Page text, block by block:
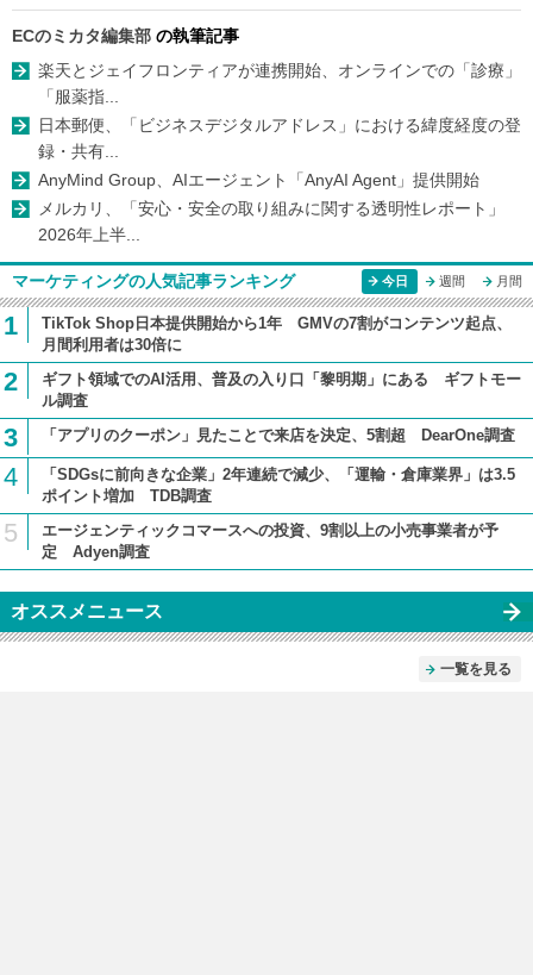
ECのミカタ編集部 の執筆記事
楽天とジェイフロンティアが連携開始、オンラインでの「診療」
「服薬指...
日本郵便、「ビジネスデジタルアドレス」における緯度経度の登
録・共有...
AnyMind Group、AIエージェント「AnyAI Agent」提供開始
メルカリ、「安心・安全の取り組みに関する透明性レポート」
2026年上半...
マーケティングの人気記事ランキング 今日 週間 月間
1
TikTok Shop日本提供開始から1年 GMVの7割がコンテンツ起点、
月間利用者は30倍に
2
ギフト領域でのAI活用、普及の入り口「黎明期」にある ギフトモー
ル調査
3 「アプリのクーポン」見たことで来店を決定、5割超 DearOne調査
4
「SDGsに前向きな企業」2年連続で減少、「運輸・倉庫業界」は3.5
ポイント増加 TDB調査
5
エージェンティックコマースへの投資、9割以上の小売事業者が予
定 Adyen調査
オススメニュース
一覧を見る